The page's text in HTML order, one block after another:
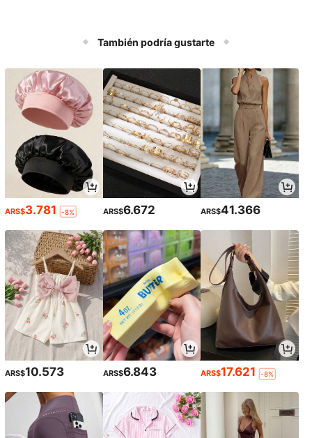
También podría gustarte
ARS$3.781 -8% ARS$6.672 ARS$41.366
ARS$10.573 ARS$6.843 ARS$17.621 -8%